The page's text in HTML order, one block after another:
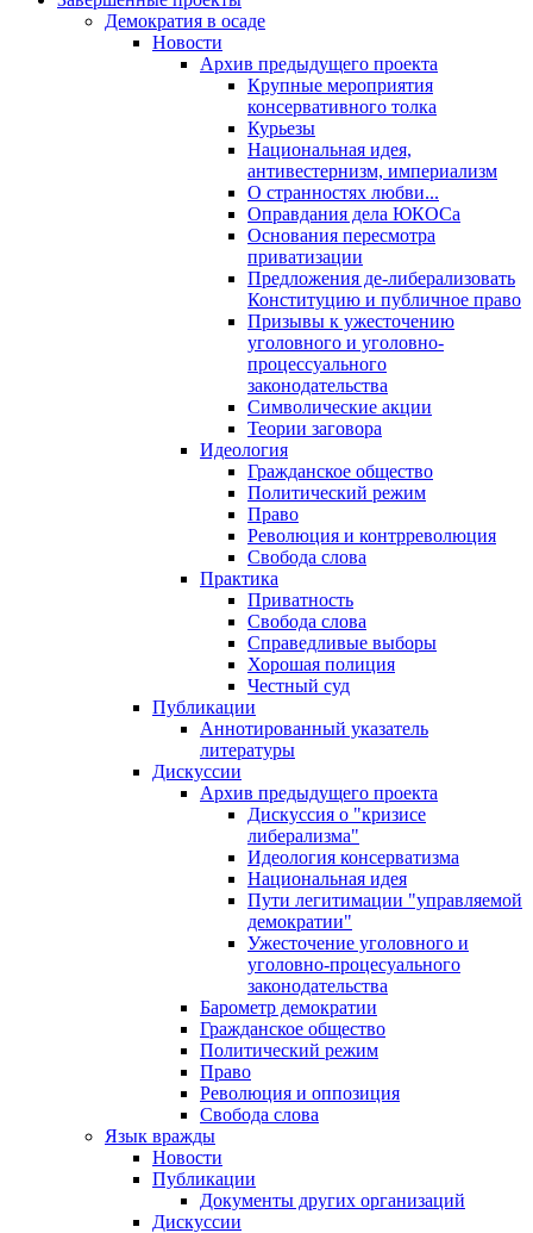
Демократия в осаде
Новости
Архив предыдущего проекта
Крупные мероприятия
консервативного толка
Курьезы
Национальная идея,
антивестернизм, империализм
О странностях любви...
Оправдания дела ЮКОСа
Основания пересмотра
приватизации
Предложения де-либерализовать
Конституцию и публичное право
Призывы к ужесточению
уголовного и уголовно-
процессуального
законодательства
Символические акции
Теории заговора
Идеология
Гражданское общество
Политический режим
Право
Революция и контрреволюция
Свобода слова
Практика
Приватность
Свобода слова
Справедливые выборы
Хорошая полиция
Честный суд
Публикации
Аннотированный указатель
литературы
Дискуссии
Архив предыдущего проекта
Дискуссия о "кризисе
либерализма"
Идеология консерватизма
Национальная идея
Пути легитимации "управляемой
демократии"
Ужесточение уголовного и
уголовно-процесуального
законодательства
Барометр демократии
Гражданское общество
Политический режим
Право
Революция и оппозиция
Свобода слова
Язык вражды
Новости
Публикации
Документы других организаций
Дискуссии